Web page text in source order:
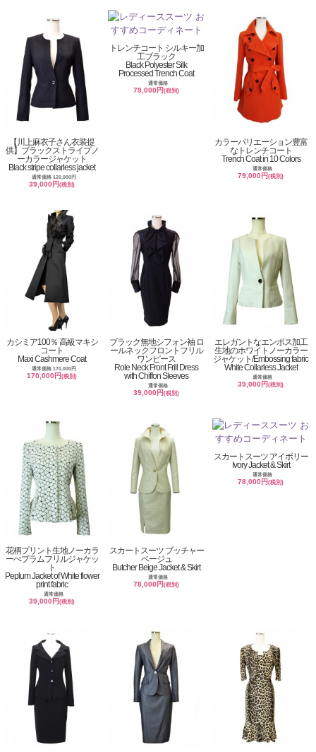
【川上麻衣子さん衣装提
供】ブラックストライプノ
ーカラージャケット
Black stripe collarless jacket
通常価格 120,000円
39,000円(税別)
トレンチコート シルキー加
工ブラック
Black Polyester Silk
Processed Trench Coat
通常価格
79,000円(税別)
カラーバリエーション豊富
なトレンチコート
Trench Coat in 10 Colors
通常価格
79,000円(税別)
カシミア100％ 高級マキシ
コート
Maxi Cashmere Coat
通常価格 170,000円
170,000円(税別)
ブラック無地シフォン袖 ロ
ールネックフロントフリル
ワンピース
Role Neck Front Frill Dress
with Chiffon Sleeves
通常価格
39,000円(税別)
エレガントなエンボス加工
生地のホワイトノーカラー
ジャケット/Embossing fabric
White Collarless Jacket
通常価格
39,000円(税別)
花柄プリント生地ノーカラ
ーぺプラムフリルジャケッ
ト
Peplum Jacket of White flower
print fabric
通常価格
39,000円(税別)
スカートスーツ ブッチャー
ベージュ
Butcher Beige Jacket & Skirt
通常価格
78,000円(税別)
スカートスーツ アイボリー
Ivory Jacket & Skirt
通常価格
78,000円(税別)